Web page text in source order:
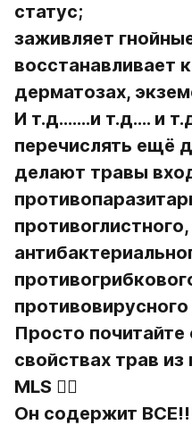
статус;
заживляет
восстанавливает
дерматозах,
И т.д.......и т.д.... и
перечислять ещё
делают травы
противоглистного,
Просто
свойствах трав
MLS 👌🏻
Он содержит